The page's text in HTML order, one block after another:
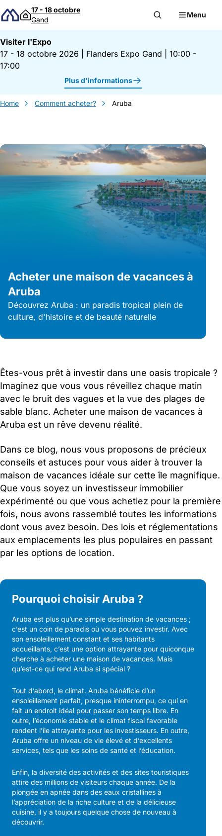
Passer au contenu
17 - 18 octobre
Gand
Menu
Visiter l'Expo
17 - 18 octobre 2026
Flanders Expo Gand
10:00 -
17:00
Plus d'informations
Home Comment acheter? Aruba
Acheter une maison de vacances à
Aruba
Découvrez Aruba : un paradis tropical plein de
culture, d'histoire et de beauté naturelle
Êtes-vous prêt à investir dans une oasis tropicale ?
Imaginez que vous vous réveillez chaque matin
avec le bruit des vagues et la vue des plages de
sable blanc. Acheter une maison de vacances à
Aruba est un rêve devenu réalité.
Dans ce blog, nous vous proposons de précieux
conseils et astuces pour vous aider à trouver la
maison de vacances idéale sur cette île magnifique.
Que vous soyez un investisseur immobilier
expérimenté ou que vous achetiez pour la première
fois, nous avons rassemblé toutes les informations
dont vous avez besoin. Des lois et réglementations
aux emplacements les plus populaires en passant
par les options de location.
Pourquoi choisir Aruba ?
Aruba est plus qu’une simple destination de vacances ;
c’est un coin de paradis où vous pouvez investir. Avec
son ensoleillement constant et ses habitants
accueillants, c’est une option attrayante pour quiconque
cherche à acheter une maison de vacances. Mais
qu’est-ce qui rend Aruba si spécial ?
Tout d’abord, le climat. Aruba bénéficie d’un
ensoleillement parfait, presque ininterrompu, ce qui en
fait un endroit idéal pour passer son temps libre. En
outre, l’économie stable et le climat fiscal favorable
rendent l’île attrayante pour les investisseurs. En outre,
Aruba offre un niveau de vie élevé et d’excellents
services, tels que les soins de santé et l’éducation.
Enfin, la diversité des activités et des sites touristiques
attire des millions de visiteurs chaque année. De la
plongée en apnée dans des eaux cristallines à
l’appréciation de la riche culture et de la délicieuse
cuisine, il y a toujours quelque chose de nouveau à
découvrir.